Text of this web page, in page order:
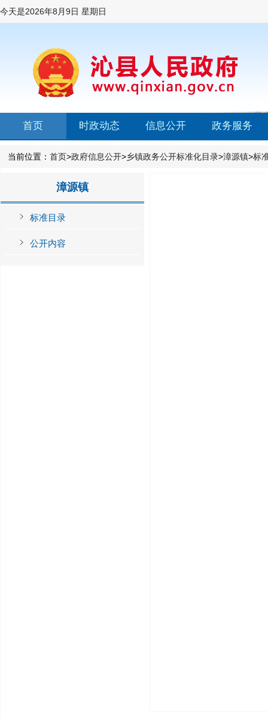
今天是2026年8月9日 星期日
首页 时政动态 信息公开 政务服务
当前位置： 首页>政府信息公开>乡镇政务公开标准化目录>漳源镇>标
漳源镇
标准目录
公开内容